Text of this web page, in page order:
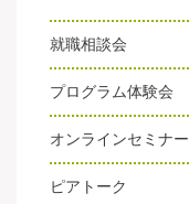
就職相談会
プログラム体験会
オンラインセミナー
ピアトーク